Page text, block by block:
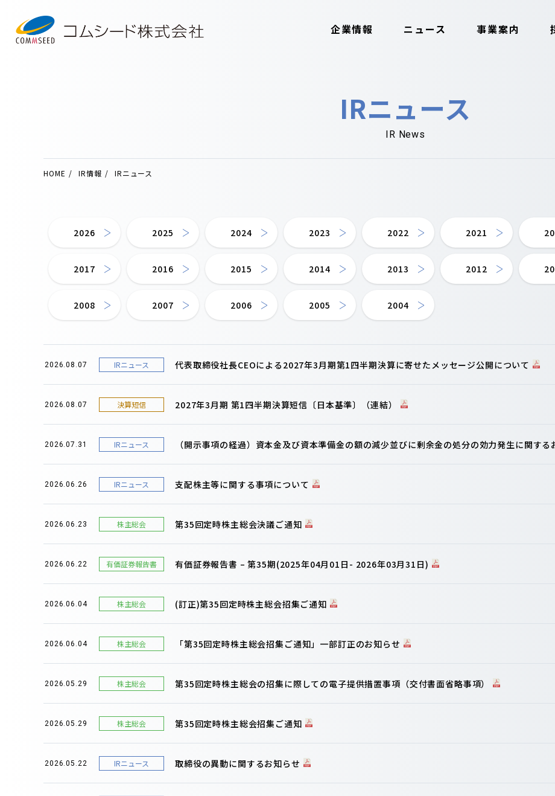
企業情報 ニュース 事業案内
IRニュース
IR News
HOME IR情報 IRニュース
2026 2025 2024 2023 2022 2021
2017 2016 2015 2014 2013 2012
2008 2007 2006 2005 2004
2026.08.07 IRニュース 代表取締役社長CEOによる2027年3月期第1四半期決算に寄せたメッセージ公開について
2026.08.07 決算短信 2027年3月期 第1四半期決算短信〔日本基準〕（連結）
2026.07.31 IRニュース （開示事項の経過）資本金及び資本準備金の額の減少並びに剰余金の処分の効力発生に関する
2026.06.26 IRニュース 支配株主等に関する事項について
2026.06.23 株主総会 第35回定時株主総会決議ご通知
2026.06.22 有価証券報告書 有価証券報告書 – 第35期(2025年04月01日- 2026年03月31日)
2026.06.04 株主総会 (訂正)第35回定時株主総会招集ご通知
2026.06.04 株主総会 「第35回定時株主総会招集ご通知」一部訂正のお知らせ
2026.05.29 株主総会 第35回定時株主総会の招集に際しての電子提供措置事項（交付書面省略事項）
2026.05.29 株主総会 第35回定時株主総会招集ご通知
2026.05.22 IRニュース 取締役の異動に関するお知らせ